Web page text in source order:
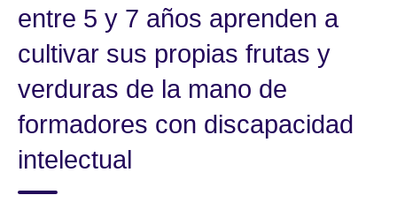
entre 5 y 7 años aprenden a
cultivar sus propias frutas y
verduras de la mano de
formadores con discapacidad
intelectual